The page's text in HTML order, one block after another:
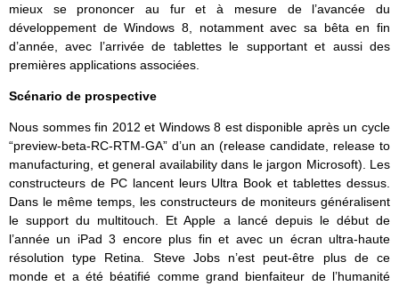
mieux se prononcer au fur et à mesure de l’avancée du
développement de Windows 8, notamment avec sa bêta en fin
d’année, avec l’arrivée de tablettes le supportant et aussi des
premières applications associées.
Scénario de prospective
Nous sommes fin 2012 et Windows 8 est disponible après un cycle
“preview-beta-RC-RTM-GA” d’un an (release candidate, release to
manufacturing, et general availability dans le jargon Microsoft). Les
constructeurs de PC lancent leurs Ultra Book et tablettes dessus.
Dans le même temps, les constructeurs de moniteurs généralisent
le support du multitouch. Et Apple a lancé depuis le début de
l’année un iPad 3 encore plus fin et avec un écran ultra-haute
résolution type Retina. Steve Jobs n’est peut-être plus de ce
monde et a été béatifié comme grand bienfaiteur de l’humanité